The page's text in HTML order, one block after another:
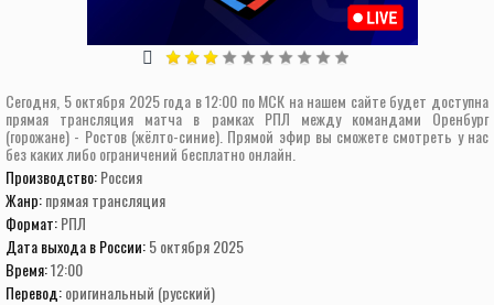
Сегодня, 5 октября 2025 года в 12:00 по МСК на нашем сайте будет доступна
прямая трансляция матча в рамках РПЛ между командами Оренбург
(горожане) - Ростов (жёлто-синие). Прямой эфир вы сможете смотреть у нас
без каких либо ограничений бесплатно онлайн.
Производство:Россия
Жанр:прямая трансляция
Формат:РПЛ
Дата выхода в России:5 октября 2025
Время:12:00
Перевод:оригинальный (русский)